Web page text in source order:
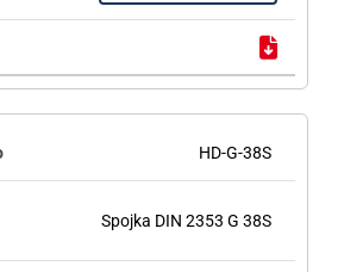
HD-G-38S
Spojka DIN 2353 G 38S